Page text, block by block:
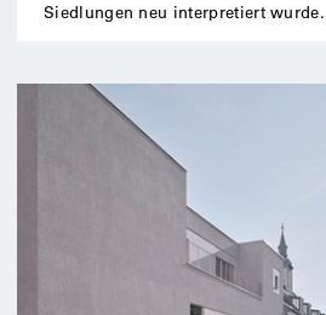
Siedlungen neu interpretiert wurde.